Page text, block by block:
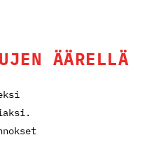
ÄÄRELLÄ